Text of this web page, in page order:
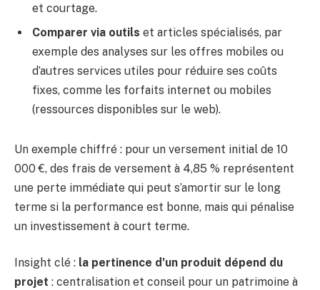
et courtage.
Comparer via outils et articles spécialisés, par
exemple des analyses sur les offres mobiles ou
d’autres services utiles pour réduire ses coûts
fixes, comme les forfaits internet ou mobiles
(ressources disponibles sur le web).
Un exemple chiffré : pour un versement initial de 10
000 €, des frais de versement à 4,85 % représentent
une perte immédiate qui peut s’amortir sur le long
terme si la performance est bonne, mais qui pénalise
un investissement à court terme.
Insight clé : la pertinence d’un produit dépend du
projet : centralisation et conseil pour un patrimoine à